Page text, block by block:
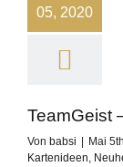
05, 2020
TeamGeist
Von babsi Mai
Kartenideen,